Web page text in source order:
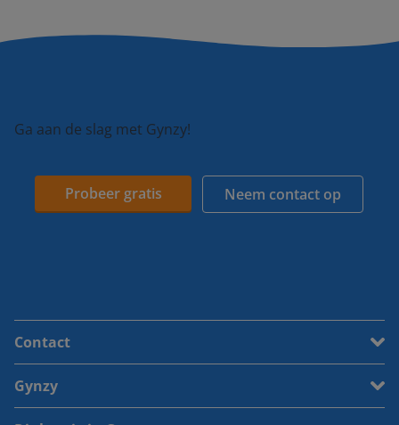
Ga aan de slag met Gynzy!
Probeer gratis Neem contact op
Contact
Gynzy